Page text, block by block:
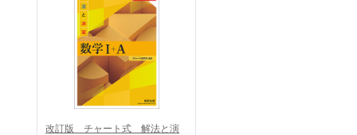
改訂版 チャート式 解法と演